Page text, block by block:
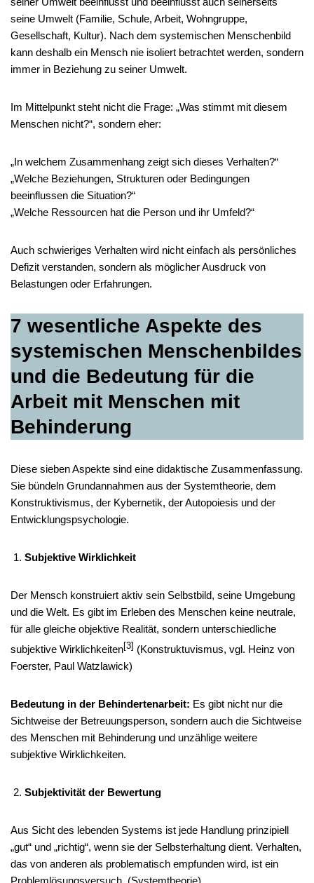
seine Umwelt (Familie, Schule, Arbeit, Wohngruppe,
Gesellschaft, Kultur). Nach dem systemischen Menschenbild
kann deshalb ein Mensch nie isoliert betrachtet werden, sondern
immer in Beziehung zu seiner Umwelt.
Im Mittelpunkt steht nicht die Frage: „Was stimmt mit diesem
Menschen nicht?“, sondern eher:
„In welchem Zusammenhang zeigt sich dieses Verhalten?“
„Welche Beziehungen, Strukturen oder Bedingungen
beeinflussen die Situation?“
„Welche Ressourcen hat die Person und ihr Umfeld?“
Auch schwieriges Verhalten wird nicht einfach als persönliches
Defizit verstanden, sondern als möglicher Ausdruck von
Belastungen oder Erfahrungen.
7 wesentliche Aspekte des
systemischen Menschenbildes
und die Bedeutung für die
Arbeit mit Menschen mit
Behinderung
Diese sieben Aspekte sind eine didaktische Zusammenfassung.
Sie bündeln Grundannahmen aus der Systemtheorie, dem
Konstruktivismus, der Kybernetik, der Autopoiesis und der
Entwicklungspsychologie.
Subjektive Wirklichkeit
Der Mensch konstruiert aktiv sein Selbstbild, seine Umgebung
und die Welt. Es gibt im Erleben des Menschen keine neutrale,
für alle gleiche objektive Realität, sondern unterschiedliche
subjektive Wirklichkeiten [3]
(Konstruktuvismus, vgl. Heinz von
Foerster, Paul Watzlawick)
Bedeutung in der Behindertenarbeit: Es gibt nicht nur die
Sichtweise der Betreuungsperson, sondern auch die Sichtweise
des Menschen mit Behinderung und unzählige weitere
subjektive Wirklichkeiten.
Subjektivität der Bewertung
Aus Sicht des lebenden Systems ist jede Handlung prinzipiell
„gut“ und „richtig“, wenn sie der Selbsterhaltung dient. Verhalten,
das von anderen als problematisch empfunden wird, ist ein
Problemlösungsversuch. (Systemtheorie)